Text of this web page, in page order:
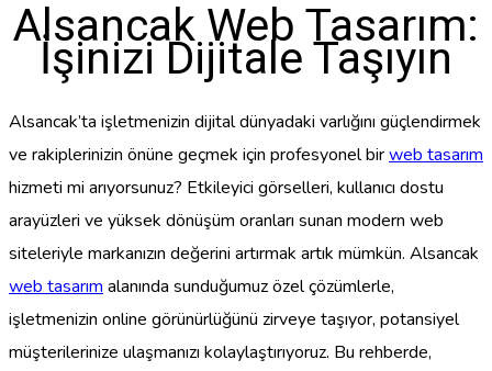
Alsancak Web Tasarım:
İşinizi Dijitale Taşıyın
Alsancak’ta işletmenizin dijital dünyadaki varlığını güçlendirmek
ve rakiplerinizin önüne geçmek için profesyonel birweb tasarım
hizmeti mi arıyorsunuz? Etkileyici görselleri, kullanıcı dostu
arayüzleri ve yüksek dönüşüm oranları sunan modern web
siteleriyle markanızın değerini artırmak artık mümkün. Alsancak
web tasarım alanında sunduğumuz özel çözümlerle,
işletmenizin online görünürlüğünü zirveye taşıyor, potansiyel
müşterilerinize ulaşmanızı kolaylaştırıyoruz. Bu rehberde,